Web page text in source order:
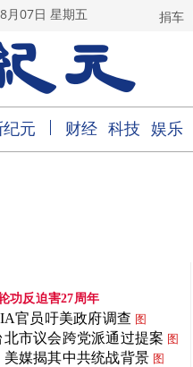
月07日 星期五 捐车
纪元 财经 科技 娱乐
功反迫害27周年
官员吁美政府调查 图
市议会跨党派通过提案 图
媒揭其中共统战背景 图